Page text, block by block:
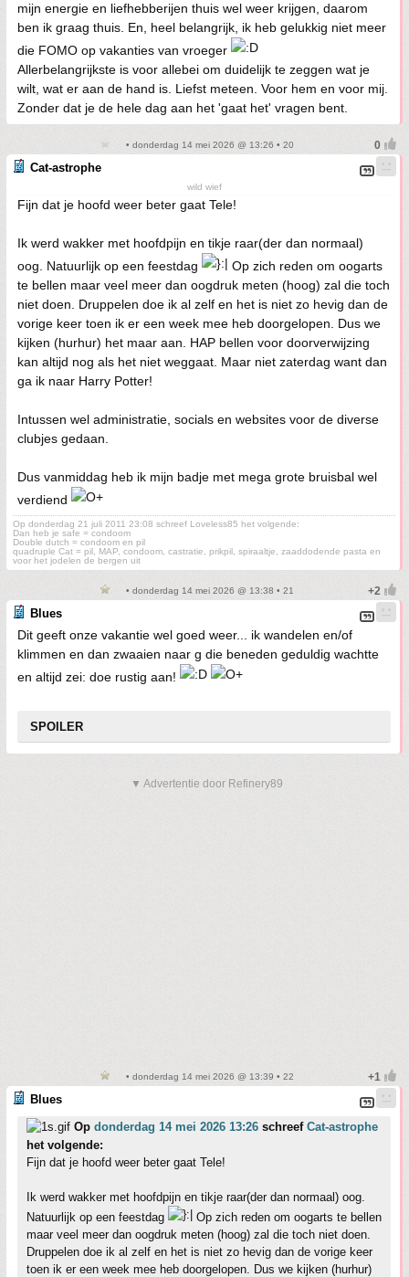
mijn energie en liefhebberijen thuis wel weer krijgen, daarom
ben ik graag thuis. En, heel belangrijk, ik heb gelukkig niet meer
die FOMO op vakanties van vroeger
Allerbelangrijkste is voor allebei om duidelijk te zeggen wat je
wilt, wat er aan de hand is. Liefst meteen. Voor hem en voor mij.
Zonder dat je de hele dag aan het 'gaat het' vragen bent.
• donderdag 14 mei 2026 @ 13:26 • 20
Cat-astrophe
wild wief
Fijn dat je hoofd weer beter gaat Tele!
Ik werd wakker met hoofdpijn en tikje raar(der dan normaal)
oog. Natuurlijk op een feestdag
Op zich reden om oogarts
te bellen maar veel meer dan oogdruk meten (hoog) zal die toch
niet doen. Druppelen doe ik al zelf en het is niet zo hevig dan de
vorige keer toen ik er een week mee heb doorgelopen. Dus we
kijken (hurhur) het maar aan. HAP bellen voor doorverwijzing
kan altijd nog als het niet weggaat. Maar niet zaterdag want dan
ga ik naar Harry Potter!
Intussen wel administratie, socials en websites voor de diverse
clubjes gedaan.
Dus vanmiddag heb ik mijn badje met mega grote bruisbal wel
verdiend
Op donderdag 21 juli 2011 23:08 schreef Loveless85 het volgende:
Dan heb je safe = condoom
Double dutch = condoom en pil
quadruple Cat = pil, MAP, condoom, castratie, prikpil, spiraaltje, zaaddodende pasta en
voor het jodelen de bergen uit
• donderdag 14 mei 2026 @ 13:38 • 21
Blues
Dit geeft onze vakantie wel goed weer... ik wandelen en/of
klimmen en dan zwaaien naar g die beneden geduldig wachtte
en altijd zei: doe rustig aan!
SPOILER
▼ Advertentie door Refinery89
• donderdag 14 mei 2026 @ 13:39 • 22
Blues
Op donderdag 14 mei 2026 13:26 schreef Cat-astrophe
het volgende:
Fijn dat je hoofd weer beter gaat Tele!
Ik werd wakker met hoofdpijn en tikje raar(der dan normaal) oog.
Natuurlijk op een feestdag
Op zich reden om oogarts te bellen
maar veel meer dan oogdruk meten (hoog) zal die toch niet doen.
Druppelen doe ik al zelf en het is niet zo hevig dan de vorige keer
toen ik er een week mee heb doorgelopen. Dus we kijken (hurhur)